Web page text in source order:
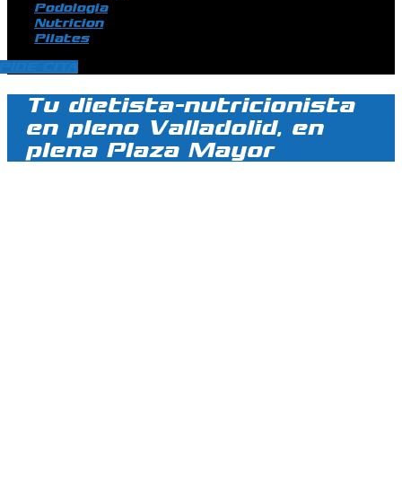
Podologia
Nutricion
Pilates
Tu dietista-nutricionista
en pleno Valladolid, en
plena Plaza Mayor